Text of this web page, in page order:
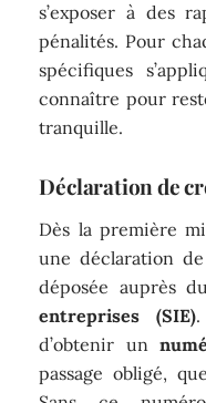
s’exposer à des
pénalités. Pour
spécifiques
connaître pour
tranquille.
Déclaration de
Dès la première
une déclaration
déposée auprès du
entreprises (SIE)
d’obtenir un
passage obligé,